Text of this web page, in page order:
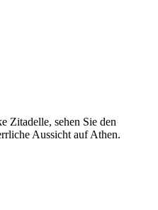
Zitadelle, sehen Sie den
Aussicht auf Athen.